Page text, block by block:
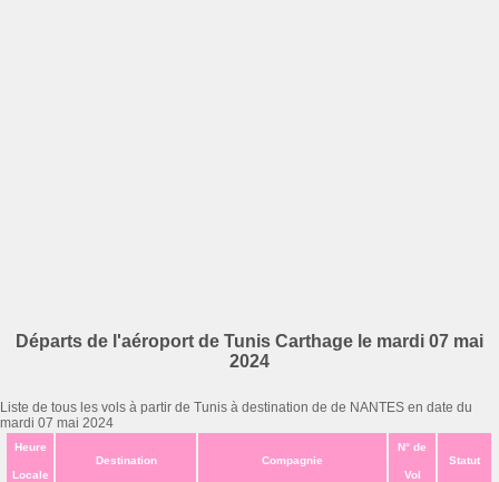
Départs de l'aéroport de Tunis Carthage le mardi 07 mai
2024
Liste de tous les vols à partir de Tunis à destination de de NANTES en date du
mardi 07 mai 2024
Heure
Locale
Destination Compagnie
N° de
Vol
Statut